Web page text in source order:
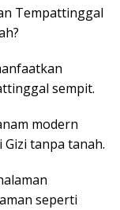
Tempattinggal
sempit.
modern
tanpa tanah.
seperti